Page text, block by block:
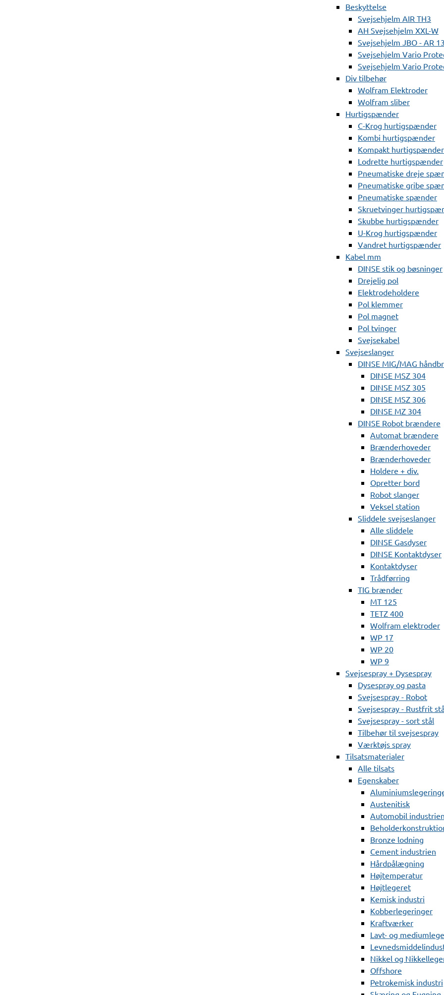
Beskyttelse
Svejsehjelm AIR TH3
AH Svejsehjelm XXL-W
Svejsehjelm JBO - AR
Svejsehjelm Vario
Svejsehjelm Vario
Div tilbehør
Wolfram Elektroder
Wolfram sliber
Hurtigspænder
C-Krog hurtigspænder
Kombi hurtigspænder
Kompakt hurtigspænder
Lodrette hurtigspænder
Pneumatiske dreje
Pneumatiske gribe
Pneumatiske spænder
Skruetvinger
Skubbe hurtigspænder
U-Krog hurtigspænder
Vandret hurtigspænder
Kabel mm
DINSE stik og bøsninger
Drejelig pol
Elektrodeholdere
Pol klemmer
Pol magnet
Pol tvinger
Svejsekabel
Svejseslanger
DINSE MIG/MAG
DINSE MSZ 304
DINSE MSZ 305
DINSE MSZ 306
DINSE MZ 304
DINSE Robot brændere
Automat brændere
Brænderhoveder
Brænderhoveder
Holdere + div.
Opretter bord
Robot slanger
Veksel station
Sliddele svejseslanger
Alle sliddele
DINSE Gasdyser
DINSE Kontaktdyser
Kontaktdyser
Trådførring
TIG brænder
MT 125
TETZ 400
Wolfram elektroder
WP 17
WP 20
WP 9
Svejsespray + Dysespray
Dysespray og pasta
Svejsespray - Robot
Svejsespray - Rustfrit
Svejsespray - sort stål
Tilbehør til svejsespray
Værktøjs spray
Tilsatsmaterialer
Alle tilsats
Egenskaber
Austenitisk
Automobil industrien
Bronze lodning
Cement industrien
Hårdpålægning
Højtemperatur
Højtlegeret
Kemisk industri
Kobberlegeringer
Kraftværker
Lavt- og
Nikkel og
Offshore
Petrokemisk industri